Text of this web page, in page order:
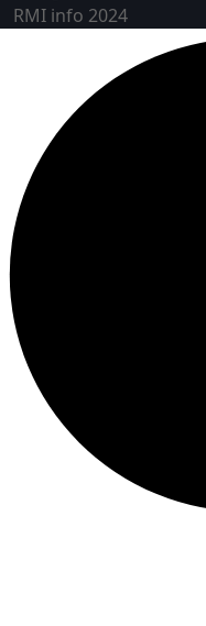
RMI info 2024